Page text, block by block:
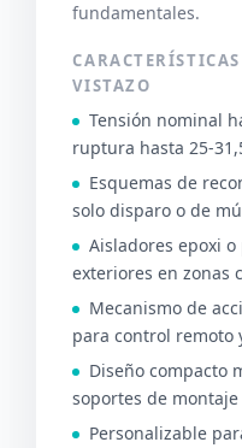
fundamentales.
VISTAZO
Tensión nominal
ruptura hasta 25-
Esquemas de
solo disparo o de
Aisladores epoxi
exteriores en zonas
Mecanismo de
para control remoto
Diseño compacto
soportes de
Personalizable